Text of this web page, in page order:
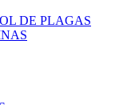
DE PLAGAS